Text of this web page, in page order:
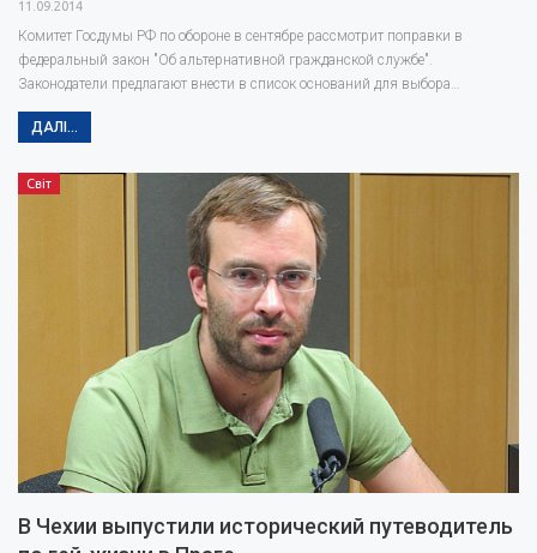
11.09.2014
Комитет Госдумы РФ по обороне в сентябре рассмотрит поправки в
федеральный закон "Об альтернативной гражданской службе".
Законодатели предлагают внести в список оснований для выбора…
ДАЛІ...
Світ
В Чехии выпустили исторический путеводитель